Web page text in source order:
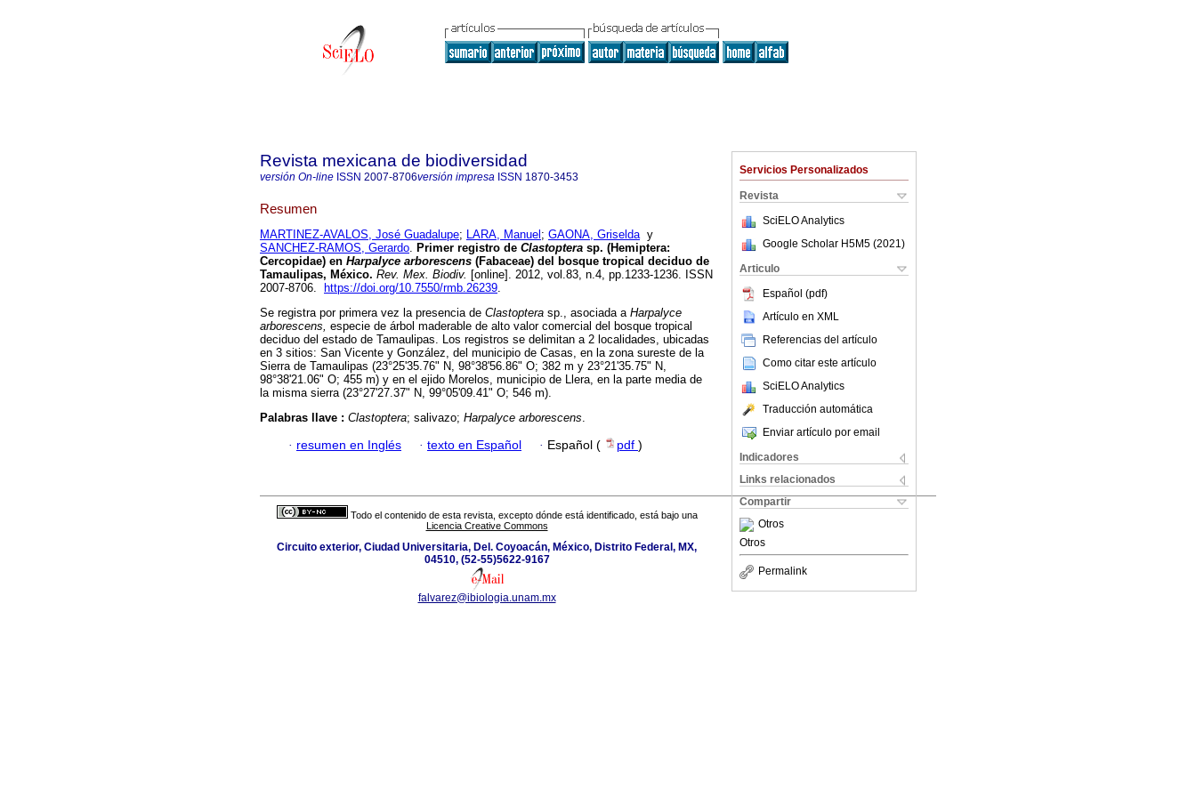
Servicios Personalizados
Revista
SciELO Analytics
Google Scholar H5M5 (2021 )
Articulo
Español (pdf)
Artículo en XML
Referencias del artículo
Como citar este artículo
SciELO Analytics
Traducción automática
Enviar artículo por email
Indicadores
Links relacionados
Compartir
Otros
Otros
Permalink
Revista mexicana de biodiversidad
versión On-line ISSN 2007-8706versión impresa ISSN 1870-3453
Resumen
MARTINEZ-AVALOS, José Guadalupe; LARA, Manuel ; GAONA, Griselday
SANCHEZ-RAMOS, Gerardo. Primer registro de Clastoptera sp. (Hemiptera:
Cercopidae) en Harpalyce arborescens (Fabaceae) del bosque tropical deciduo de
Tamaulipas, México. Rev. Mex. Biodiv. [online]. 2012, vol.83, n.4, pp.1233-1236. ISSN
2007-8706.
https://doi.org/10.7550/rmb.26239.
Se registra por primera vez la presencia de Clastoptera sp., asociada a Harpalyce
arborescens, especie de árbol maderable de alto valor comercial del bosque tropical
deciduo del estado de Tamaulipas. Los registros se delimitan a 2 localidades, ubicadas
en 3 sitios: San Vicente y González, del municipio de Casas, en la zona sureste de la
Sierra de Tamaulipas (23°25'35.76" N, 98°38'56.86" O; 382 m y 23°21'35.75" N,
98°38'21.06" O; 455 m) y en el ejido Morelos, municipio de Llera, en la parte media de
la misma sierra (23°27'27.37" N, 99°05'09.41" O; 546 m).
Palabras llave : Clastoptera; salivazo; Harpalyce arborescens.
· resumen en Inglés · texto en Español · Español ( pdf )
Todo el contenido de esta revista, excepto dónde está identificado, está bajo una
Licencia Creative Commons
Circuito exterior, Ciudad Universitaria, Del. Coyoacán, México, Distrito Federal, MX,
04510, (52-55)5622-9167
falvarez@ibiologia.unam.mx